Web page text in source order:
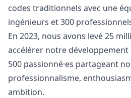
codes traditionnels avec une
ingénieurs et 300
En 2023, nous avons levé 25
accélérer notre
500 passionné·es partageant
professionnalisme,
ambition.